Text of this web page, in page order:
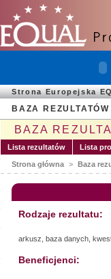
Strona Europejska
BAZA REZULTATÓW
BAZA
Lista rezultatów Lista
Strona główna > Baza
Rodzaje rezultatu:
arkusz, baza danych,
Beneficjenci: